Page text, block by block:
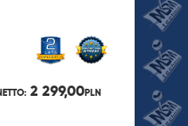
2 299,00PLN